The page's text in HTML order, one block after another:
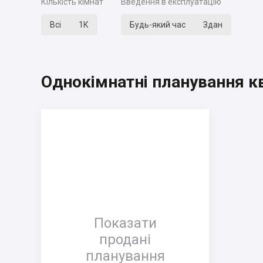
Всі 1К Будь-який час Здан
Однокімнатні планування
Показати
продані
планування